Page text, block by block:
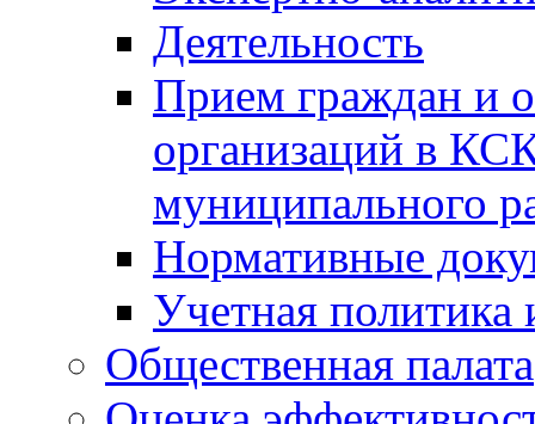
Деятельность
Прием граждан и
организаций в
муниципального
Нормативные
Учетная политика
Общественная палата